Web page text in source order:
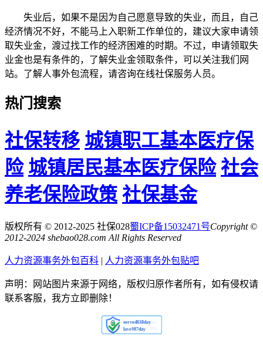
失业后，如果不是因为自己愿意导致的失业，而且，自己
经济情况不好，不能马上入职新工作单位的，建议大家申请领
取失业金，渡过找工作的经济困难的时期。不过，申请领取失
业金也是有条件的，了解失业金领取条件，可以关注我们网
站。了解人事外包流程，请咨询在线社保服务人员。
热门搜索
社保转移 城镇职工基本医疗保
险 城镇居民基本医疗保险 社会
养老保险政策 社保基金
版权所有 © 2012-2025 社保028蜀ICP备15032471号Copyright ©
2012-2024 shebao028.com All Rights Reserved
人力资源事务外包百科 | 人力资源事务外包贴吧
声明：网站图片来源于网络，版权归原作者所有，如有侵权请
联系客服，我方立即删除！